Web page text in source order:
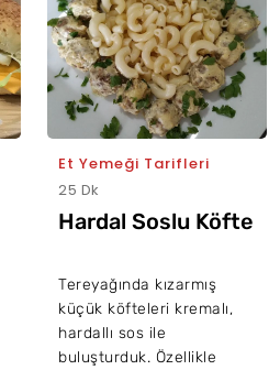
Et Yemeği Tarifleri
25 Dk
Hardal Soslu Köfte
Tereyağında kızarmış
küçük köfteleri kremalı,
hardallı sos ile
buluşturduk. Özellikle